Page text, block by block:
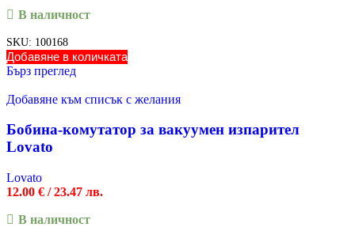
В наличност
SKU: 100168
Добавяне в количката
Бърз преглед
Добавяне към списък с желания
Бобина-комутатор за вакуумен изпарител
Lovato
Lovato
12.00 € / 23.47 лв.
В наличност